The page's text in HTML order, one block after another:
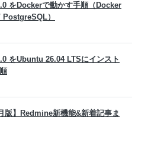
をDockerで動かす手順（Docker
）
をUbuntu 26.04 LTSにインスト
版】Redmine新機能&新着記事ま